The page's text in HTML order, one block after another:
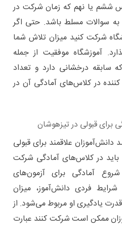
ششم یا نهم که زمان شرکت در
به سوالات مسلط باشد. حتی اگر
شرکت کنید میزان تلاش شما
آموزشگاه موفقیت از جمله
سابقه درخشانی دارد و تعداد
در کلاس‌های آمادگی آن در
برای قبولی در تیزهوشان
علاقمند برای قبولی
باید در کلاس‌های آمادگی شرکت
آمادگی برای آزمون‌های
شرایط فردی دانش‌آموز، میزان
یادگیری‌ او مربوط می‌شود. از
ممکن است شرکت کنند‌ عبارت